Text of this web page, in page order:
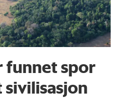
funnet spor